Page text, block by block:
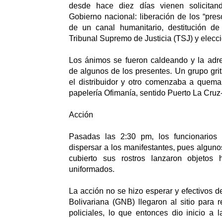
desde hace diez días vienen
Gobierno nacional: liberación de los
de un canal humanitario, destitución
Tribunal Supremo de Justicia (TSJ) y
Los ánimos se fueron caldeando y la
de algunos de los presentes. Un grupo
el distribuidor y otro comenzaba a
papelería Ofimanía, sentido Puerto La
Acción
Pasadas las 2:30 pm, los funcionarios
dispersar a los manifestantes, pues
cubierto sus rostros lanzaron objetos
uniformados.
La acción no se hizo esperar y efectivos
Bolivariana (GNB) llegaron al sitio para
policiales, lo que entonces dio inicio a